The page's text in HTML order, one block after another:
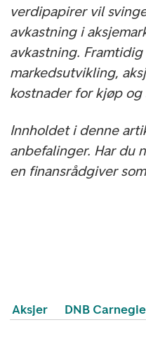
verdipapirer vil
avkastning i
avkastning.
markedsutvikling,
kostnader for kjøp
Innholdet i denne
anbefalinger. Har du
en finansrådgiver
Aksjer DNB Carnegie